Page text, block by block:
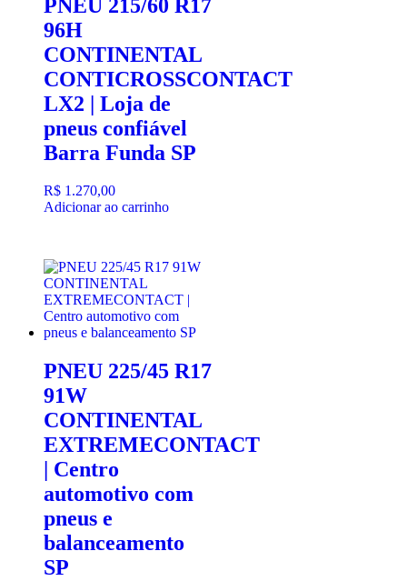
PNEU 215/60 R17
96H
CONTINENTAL
CONTICROSSCONTACT
LX2 | Loja de
pneus confiável
Barra Funda SP
R$ 1.270,00
Adicionar ao carrinho
PNEU 225/45 R17
91W
CONTINENTAL
EXTREMECONTACT
| Centro
automotivo com
pneus e
balanceamento
SP